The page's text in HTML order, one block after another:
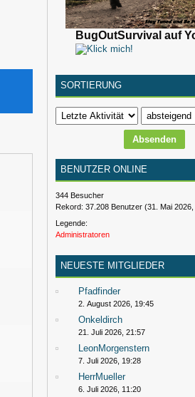
BugOutSurvival auf
SORTIERUNG
BENUTZER ONLINE
344 Besucher
Rekord: 37.208 Benutzer (31. Mai
Legende:
Administratoren
NEUESTE MITGLIEDER
Pfadfinder
2. August 2026, 19:45
Onkeldirch
21. Juli 2026, 21:57
LeonMorgenstern
7. Juli 2026, 19:28
HerrMueller
6. Juli 2026, 11:20